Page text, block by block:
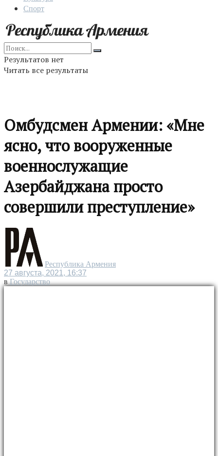
Спорт
Результатов нет
Читать все результаты
Омбудсмен Армении: «Мне
ясно, что вооруженные
военнослужащие
Азербайджана просто
совершили преступление»
Республика Армения
27 августа, 2021, 16:37
в Государство